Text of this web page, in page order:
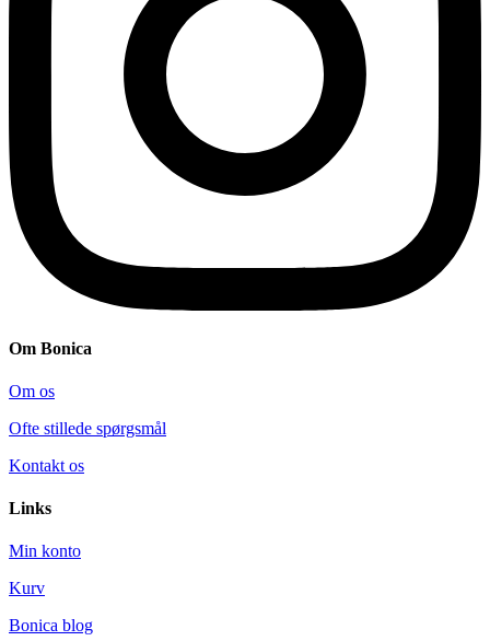
Om Bonica
Om os
Ofte stillede spørgsmål
Kontakt os
Links
Min konto
Kurv
Bonica blog